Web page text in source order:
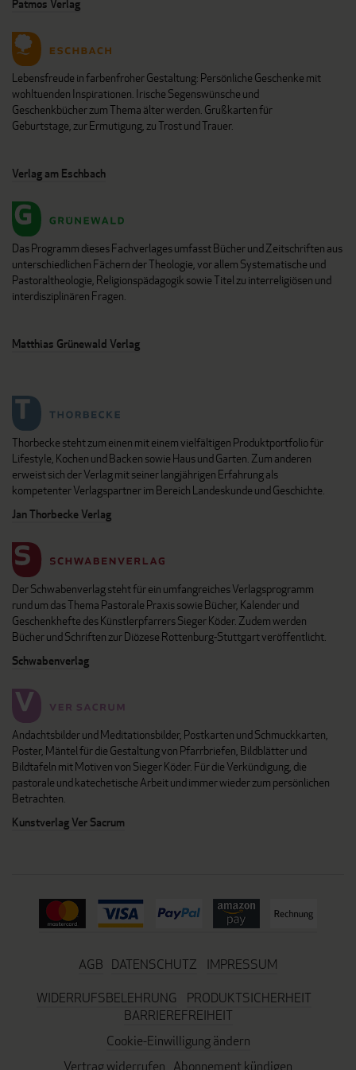
Patmos Verlag
Lebensfreude in farbenfroher Gestaltung: Persönliche Geschenke mit
wohltuenden Inspirationen. Irische Segenswünsche und
Geschenkbücher zum Thema älter werden. Grußkarten für
Geburtstage, zur Ermutigung, zu Trost und Trauer.
Verlag am Eschbach
Das Programm dieses Fachverlages umfasst Bücher und Zeitschriften aus
unterschiedlichen Fächern der Theologie, vor allem Systematische und
Pastoraltheologie, Religionspädagogik sowie Titel zu interreligiösen und
interdisziplinären Fragen.
Matthias Grünewald Verlag
Thorbecke steht zum einen mit einem vielfältigen Produktportfolio für
Lifestyle, Kochen und Backen sowie Haus und Garten. Zum anderen
erweist sich der Verlag mit seiner langjährigen Erfahrung als
kompetenter Verlagspartner im Bereich Landeskunde und Geschichte.
Jan Thorbecke Verlag
Der Schwabenverlag steht für ein umfangreiches Verlagsprogramm
rund um das Thema Pastorale Praxis sowie Bücher, Kalender und
Geschenkhefte des Künstlerpfarrers Sieger Köder. Zudem werden
Bücher und Schriften zur Diözese Rottenburg-Stuttgart veröffentlicht.
Schwabenverlag
Andachtsbilder und Meditationsbilder, Postkarten und Schmuckkarten,
Poster, Mäntel für die Gestaltung von Pfarrbriefen, Bildblätter und
Bildtafeln mit Motiven von Sieger Köder. Für die Verkündigung, die
pastorale und katechetische Arbeit und immer wieder zum persönlichen
Betrachten.
Kunstverlag Ver Sacrum
AGB DATENSCHUTZ
IMPRESSUM
WIDERRUFSBELEHRUNG
PRODUKTSICHERHEIT
BARRIEREFREIHEIT
Cookie-Einwilligung ändern
Vertrag widerrufen Abonnement kündigen